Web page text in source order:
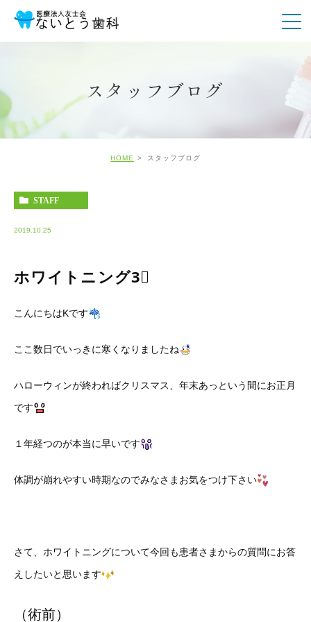
スタッフブログ
HOME スタッフブログ
STAFF
2019.10.25
ホワイトニング3⃣
こんにちはKです
ここ数日でいっきに寒くなりましたね
ハローウィンが終わればクリスマス、年末あっという間にお正月
です
１年経つのが本当に早いです
体調が崩れやすい時期なのでみなさまお気をつけ下さい
さて、ホワイトニングについて今回も患者さまからの質問にお答
えしたいと思います
（術前）